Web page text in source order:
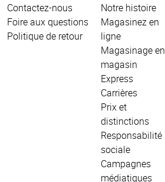
Contactez-nous
Foire aux questions
Politique de retour
Notre histoire
Magasinez en
ligne
Magasinage en
magasin
Express
Carrières
Prix et
distinctions
Responsabilité
sociale
Campagnes
médiatiques